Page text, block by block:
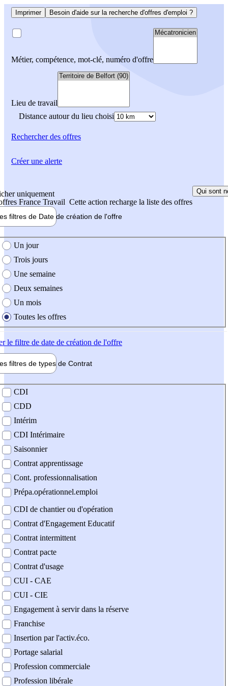
Imprimer Besoin d'aide sur la recherche d'offres d'emploi ?
Métier, compétence, mot-clé, numéro d'offre
Lieu de travail
Distance autour du lieu choisi
Rechercherdes offres
uniquement
France Travail Cette action recharge la liste des offres
Qui sont
filtres de Date de création de l'offre
création de l'offre
Un jour
Trois jours
Une semaine
Deux semaines
Un mois
Toutes les offres
le filtre de date de création de l'offre
filtres de types de Contrat
contrat
CDI
CDD
Intérim
CDI Intérimaire
Saisonnier
Contrat apprentissage
Cont. professionnalisation
Prépa.opérationnel.emploi
CDI de chantier ou d'opération
Contrat d'Engagement Educatif
Contrat intermittent
Contrat pacte
Contrat d'usage
CUI - CAE
CUI - CIE
Engagement à servir dans la réserve
Franchise
Insertion par l'activ.éco.
Portage salarial
Profession commerciale
Profession libérale
Créer une alerte